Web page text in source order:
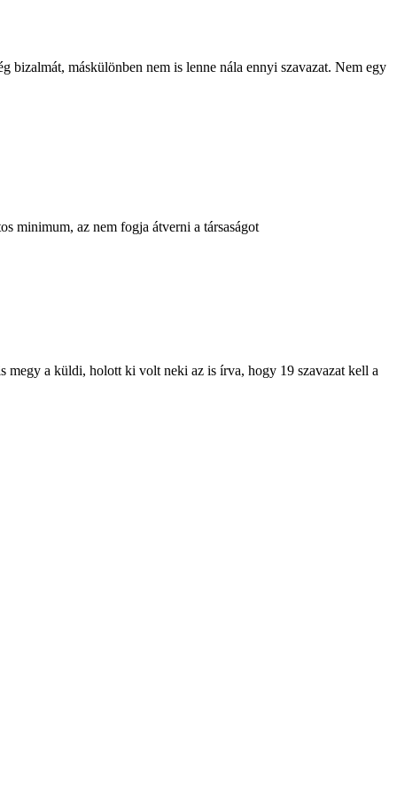
bizalmát, máskülönben nem is lenne nála ennyi szavazat. Nem egy
minimum, az nem fogja átverni a társaságot
megy a küldi, holott ki volt neki az is írva, hogy 19 szavazat kell a